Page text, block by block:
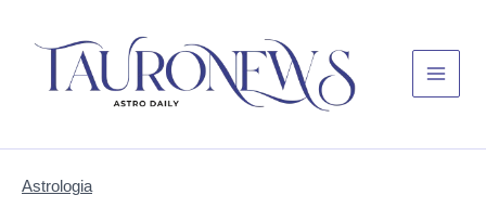
Menu
Astrologia